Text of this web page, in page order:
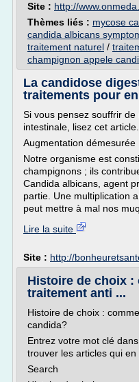
Site : http://
Thèmes liés : mycose
candida albicans
traitement naturel /
champignon appele
La candidose
traitements pour
Si vous pensez souffrir
intestinale, lisez cet article.
Augmentation
Notre organisme est
champignons ; ils
Candida albicans, agent
partie. Une multiplication
peut mettre à mal nos
Lire la suite
Site : http://
Histoire de choix
traitement anti ...
Histoire de choix :
candida?
Entrez votre mot clé
trouver les articles qui en
Search